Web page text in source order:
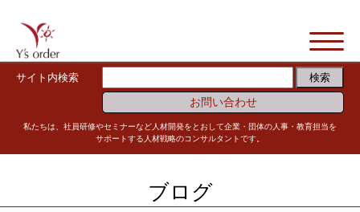
サイト内検索
お問い合わせ
私たちは、社員研修やセミナーなど人材開発をとおして企業・団体の人事・教育担当を
サポートする人材戦略のコンサルタントです。
ブログ